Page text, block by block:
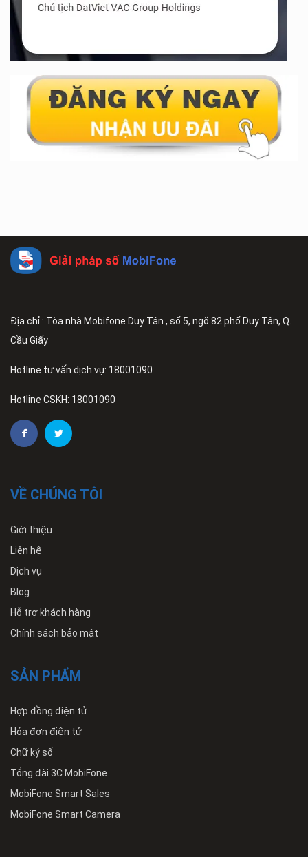
Địa chỉ : Tòa nhà Mobifone Duy Tân , số 5, ngõ 82 phố Duy Tân, Q.
Cầu Giấy
Hotline tư vấn dịch vụ: 18001090
Hotline CSKH: 18001090
VỀ CHÚNG TÔI
Giới thiệu
Liên hệ
Dịch vụ
Blog
Hỗ trợ khách hàng
Chính sách bảo mật
SẢN PHẨM
Hợp đồng điện tử
Hóa đơn điện tử
Chữ ký số
Tổng đài 3C MobiFone
MobiFone Smart Sales
MobiFone Smart Camera